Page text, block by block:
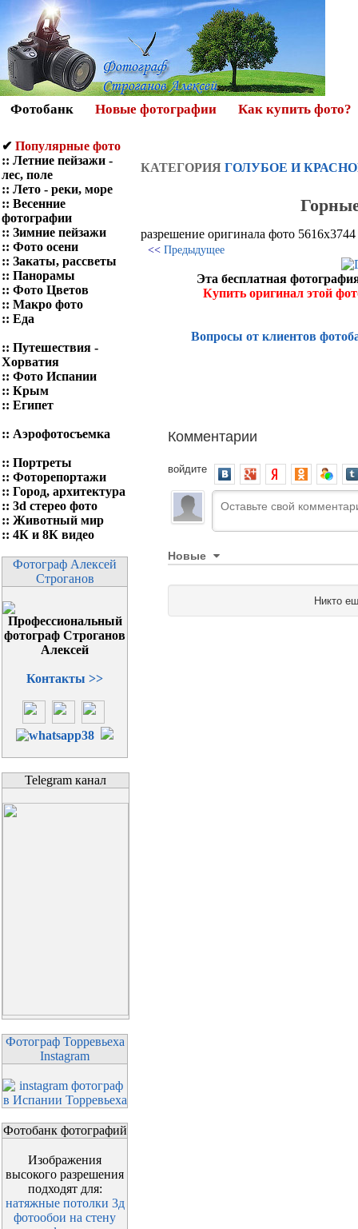
Фотобанк Новые фотографии Как купить фото?
✔ Популярные фото
:: Летние пейзажи -
лес, поле
:: Лето - реки, море
:: Весенние
фотографии
:: Зимние пейзажи
:: Фото осени
:: Закаты, рассветы
:: Панорамы
:: Фото Цветов
:: Макро фото
:: Еда
:: Путешествия -
Хорватия
:: Фото Испании
:: Крым
:: Египет
:: Аэрофотосъемка
:: Портреты
:: Фоторепортажи
:: Город, архитектура
:: 3d стерео фото
:: Животный мир
:: 4К и 8К видео
Фотограф Алексей
Строганов
Контакты >>
Telegram канал
Фотограф Торревьеха
Instagram
Фотобанк фотографий
Изображения
высокого разрешения
подходят для:
натяжные потолки 3д
фотообои на стену
КАТЕГОРИЯ ГОЛУБОЕ И
разрешение оригинала фото
<< Предыдущее
Эта бесплатная
Купить оригинал этой
Вопросы от клиентов
Комментарии
войдите
Новые
Никто